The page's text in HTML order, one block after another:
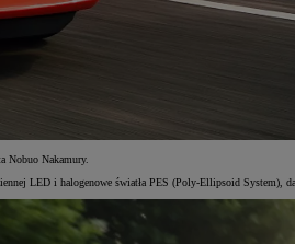
Nobuo Nakamury.
LED i halogenowe światła PES (Poly-Ellipsoid System),